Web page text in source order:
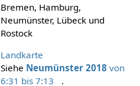
Bremen, Hamburg,
Neumünster, Lübeck und
Rostock
Landkarte
Siehe Neumünster 2018 von
6:31 bis 7:13
.